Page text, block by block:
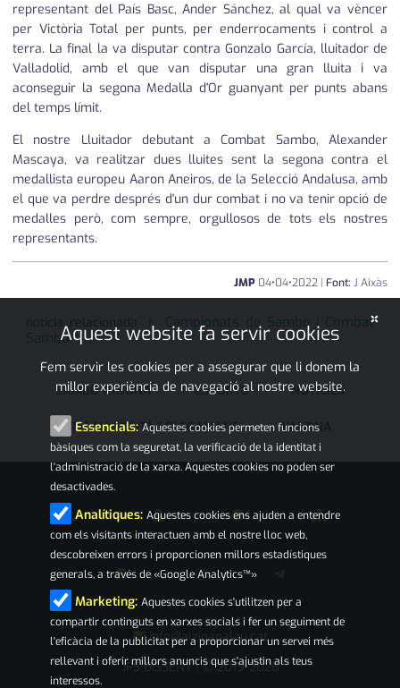
representant del País Basc, Ander Sánchez, al qual va vèncer
per Victòria Total per punts, per enderrocaments i control a
terra. La final la va disputar contra Gonzalo García, lluitador de
Valladolid, amb el que van disputar una gran lluita i va
aconseguir la segona Medalla d'Or guanyant per punts abans
del temps límit.
El nostre Lluitador debutant a Combat Sambo, Alexander
Mascaya, va realitzar dues lluites sent la segona contra el
medallista europeu Aaron Aneiros, de la Selecció Andalusa, amb
el que va perdre després d'un dur combat i no va tenir opció de
medalles però, com sempre, orgullosos de tots els nostres
representants.
JMP 04•04•2022 | Font: J Aixàs
notícia relacionada
Campionats de Sambo i Combat
Sambo
SAMBO ARJONA ESPORTS NOTÍCIES
PALAU-SOLITÀ I PLEGAMANS L'ALZINA
info@alzinapalau.cat
JPS DISSENY|© 2019-2026
×
Aquest website fa servir cookies
Fem servir les cookies per a assegurar que li donem la
millor experiència de navegació al nostre website.
Essencials: Aquestes cookies permeten funcions
bàsiques com la seguretat, la verificació de la identitat i
l'administració de la xarxa. Aquestes cookies no poden ser
desactivades.
Analítiques: Aquestes cookies ens ajuden a entendre
com els visitants interactuen amb el nostre lloc web,
descobreixen errors i proporcionen millors estadístiques
generals, a través de «Google Analytics™»
Marketing: Aquestes cookies s'utilitzen per a
compartir continguts en xarxes socials i fer un seguiment de
l'eficàcia de la publicitat per a proporcionar un servei més
rellevant i oferir millors anuncis que s'ajustin als teus
interessos.